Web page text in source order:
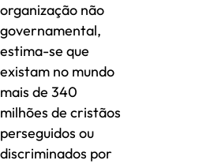
organização não
governamental,
estima-se que
existam no mundo
mais de 340
milhões de cristãos
perseguidos ou
discriminados por